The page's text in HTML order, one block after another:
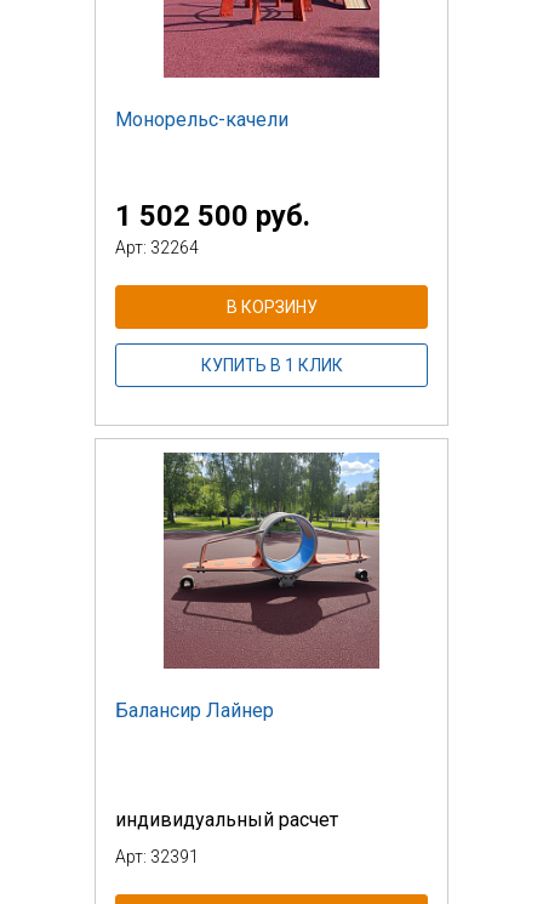
Монорельс-качели
1 502 500 руб.
Арт: 32264
В КОРЗИНУ
КУПИТЬ В 1 КЛИК
Балансир Лайнер
индивидуальный расчет
Арт: 32391